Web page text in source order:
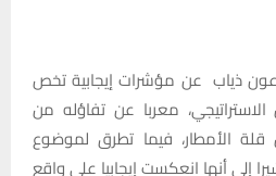
عون ذياب عن مؤشرات إيجابية تخص
الاستراتيجي، معربا عن تفاؤله من
قلة الأمطار، فيما تطرق لموضوع
إلى أنها انعكست إيجابيا على واقع